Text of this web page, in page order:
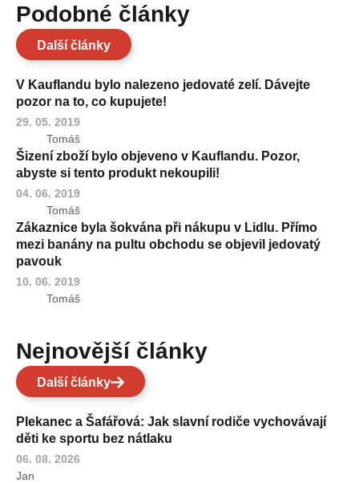
Podobné články
Další články
V Kauflandu bylo nalezeno jedovaté zelí. Dávejte
pozor na to, co kupujete!
29. 05. 2019
Tomáš
Šizení zboží bylo objeveno v Kauflandu. Pozor,
abyste si tento produkt nekoupili!
04. 06. 2019
Tomáš
Zákaznice byla šokvána při nákupu v Lidlu. Přímo
mezi banány na pultu obchodu se objevil jedovatý
pavouk
10. 06. 2019
Tomáš
Nejnovější články
Další články
Plekanec a Šafářová: Jak slavní rodiče vychovávají
děti ke sportu bez nátlaku
06. 08. 2026
Jan